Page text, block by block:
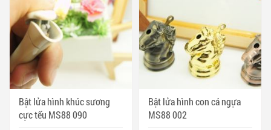
Bật lửa hình khúc sương
cực tếu MS88 090
Bật lửa hình con cá ngựa
MS88 002